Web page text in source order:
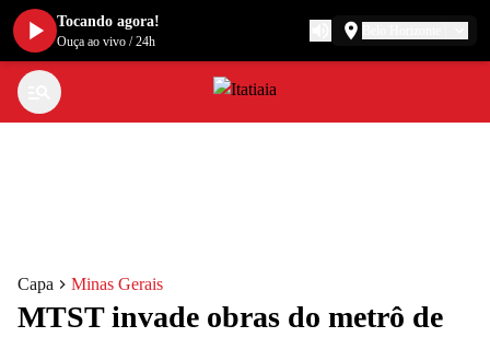
Capa Minas Gerais
MTST invade obras do metrô de
Tocando agora!
Ouça ao vivo /24h